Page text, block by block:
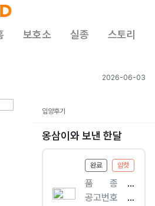
보호소 실종 스토리
2026-06-03
입양후기
옹삼이와 보낸 한달
완료 암컷
품ㅤㅤ종
[
개
공고번호
제